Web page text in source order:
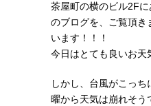
茶屋町の横のビル2F
のブログを、ご覧頂き
います！！！
今日はとても良いお天
しかし、台風がこっ
曜から天気は崩れそう